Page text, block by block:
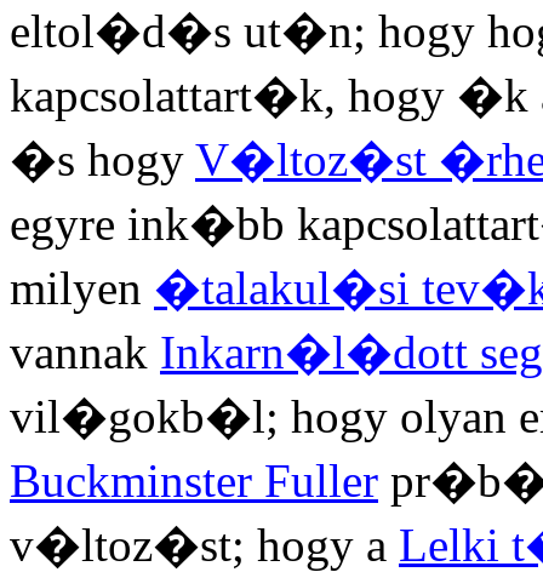
eltol�d�s ut�n; hogy
kapcsolattart�k, hogy
�s hogy V�ltoz�st
egyre ink�bb
milyen �talakul�si
vannak Inkarn�l�dott
vil�gokb�l; hogy olyan
Buckminster Fuller
v�ltoz�st; hogy a Lelki